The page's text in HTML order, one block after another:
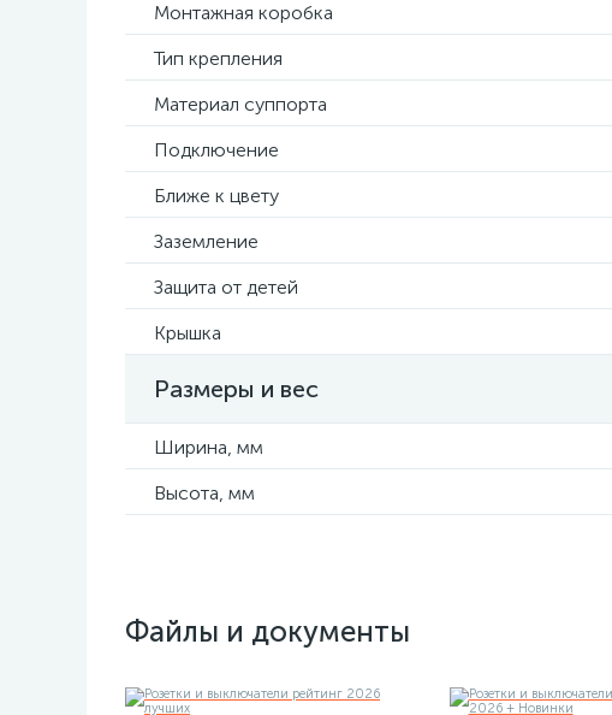
Монтажная коробка
Тип крепления
Материал суппорта
Подключение
Ближе к цвету
Заземление
Защита от детей
Крышка
Размеры и вес
Ширина, мм
Высота, мм
Файлы и документы